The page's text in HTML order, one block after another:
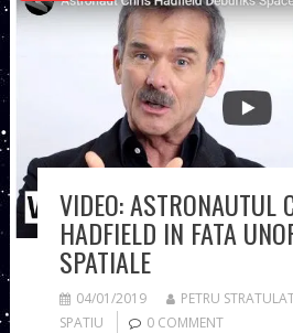
VIDEO: ASTRONAUTUL
HADFIELD IN FATA
SPATIALE
04/01/2019 PETRU
SPATIU
0 COMMENT